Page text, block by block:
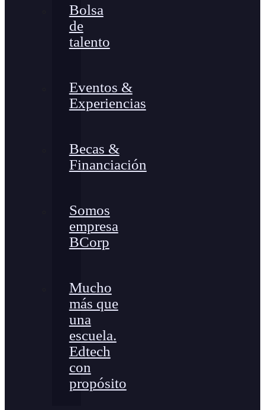
Bolsa
de
talento
Eventos &
Experiencias
Becas &
Financiación
Somos
empresa
BCorp
Mucho
más que
una
escuela.
Edtech
con
propósito